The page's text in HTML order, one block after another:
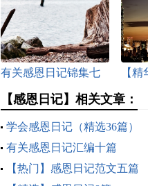
有关感恩日记锦集七
篇
【
板合
【感恩日记】相关文章：
学会感恩日记（精选36篇）
有关感恩日记汇编十篇
【热门】感恩日记范文五篇